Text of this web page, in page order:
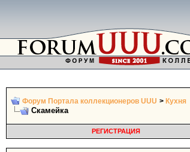
Форум Портала коллекционеров UUU > Кухня
Скамейка
РЕГИСТРАЦИЯ